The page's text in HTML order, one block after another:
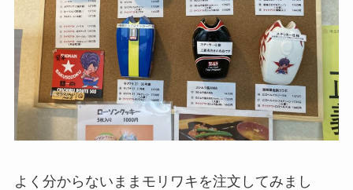
よく分からないままモリワキを注文してみまし